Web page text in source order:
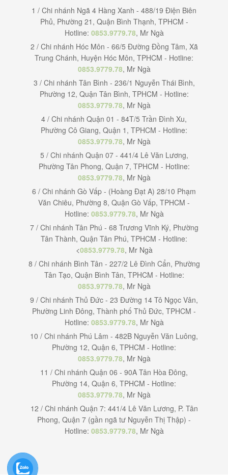
1 / Chi nhánh Ngã 4 Hàng Xanh - 488/19 Điện Biên
Phủ, Phường 21, Quận Bình Thạnh, TPHCM -
Hotline: 0853.9779.78, Mr Ngà
2 / Chi nhánh Hóc Môn - 66/5 Đường Đồng Tâm, Xã
Trung Chánh, Huyện Hóc Môn, TPHCM - Hotline:
0853.9779.78, Mr Ngà
3 / Chi nhánh Tân Bình - 236/1 Nguyễn Thái Bình,
Phường 12, Quận Tân Bình, TPHCM - Hotline:
0853.9779.78, Mr Ngà
4 / Chi nhánh Quận 01 - 84T/5 Trần Đình Xu,
Phường Cô Giang, Quận 1, TPHCM - Hotline:
0853.9779.78, Mr Ngà
5 / Chi nhánh Quận 07 - 441/4 Lê Văn Lương,
Phường Tân Phong, Quận 7, TPHCM - Hotline:
0853.9779.78, Mr Ngà
6 / Chi nhánh Gò Vấp - (Hoàng Đạt A) 28/10 Phạm
Văn Chiêu, Phường 8, Quận Gò Vấp, TPHCM -
Hotline: 0853.9779.78, Mr Ngà
7 / Chi nhánh Tân Phú - 68 Trương Vĩnh Ký, Phường
Tân Thành, Quận Tân Phú, TPHCM - Hotline:
<0853.9779.78, Mr Ngà
8 / Chi nhánh Bình Tân - 227/2 Lê Đình Cẩn, Phường
Tân Tạo, Quận Bình Tân, TPHCM - Hotline:
0853.9779.78, Mr Ngà
9 / Chi nhánh Thủ Đức - 23 Đường 14 Tô Ngọc Vân,
Phường Linh Đông, Thành phố Thủ Đức, TPHCM -
Hotline: 0853.9779.78, Mr Ngà
10 / Chi nhánh Phú Lâm - 482B Nguyễn Văn Luông,
Phường 12, Quận 6, TPHCM - Hotline:
0853.9779.78, Mr Ngà
11 / Chi nhánh Quận 06 - 90A Tân Hòa Đông,
Phường 14, Quận 6, TPHCM - Hotline:
0853.9779.78, Mr Ngà
12 / Chi nhánh Quận 7: 441/4 Lê Văn Lương, P. Tân
Phong, Quận 7 (gần ngã tư Nguyễn Thị Thập) -
Hotline: 0853.9779.78, Mr Ngà